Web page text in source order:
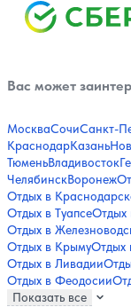
Вас может
МоскваСочиСанкт-
КраснодарКазань
ТюменьВладивосток
ЧелябинскВоронеж
Отдых в
Отдых в ТуапсеОтдых
Отдых в
Отдых в КрымуОтдых
Отдых в Ливадии
Отдых в Феодосии
Показать все